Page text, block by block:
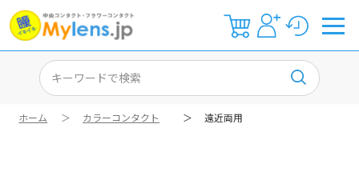
ホーム ＞ カラーコンタクト ＞ 遠近両用